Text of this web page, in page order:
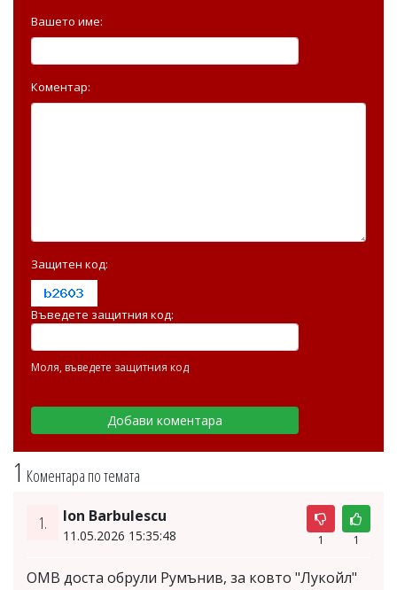
1 Коментара по темата
1. Ion Barbulescu
11.05.2026 15:35:48 1 1
ОМВ доста обрули Румънив, за ковто "Лукойл"
Вашето име:
Коментар:
Защитен код:
Въведете защитния код:
Моля, въведете защитния код